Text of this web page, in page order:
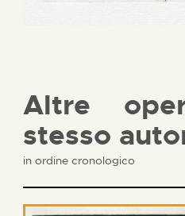
Altre
stesso
in ordine cronologico